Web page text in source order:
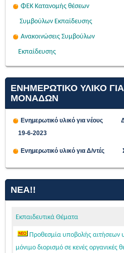
ΦΕΚ Κατανομής θέσεων
Συμβούλων Εκπαίδευσης
Ανακοινώσεις Συμβούλων
Εκπαίδευσης
ΕΝΗΜΕΡΩΤΙΚΟ ΥΛΙΚΟ
ΜΟΝΑΔΩΝ
Ενημερωτικό υλικό για
19-6-2023
Ενημερωτικό υλικό για Δ/ντές
ΝΈΑ!!
Εκπαιδευτικά Θέματα
Προθεσμία υποβολής αιτήσεων
μόνιμο διορισμό σε κενές οργανικές